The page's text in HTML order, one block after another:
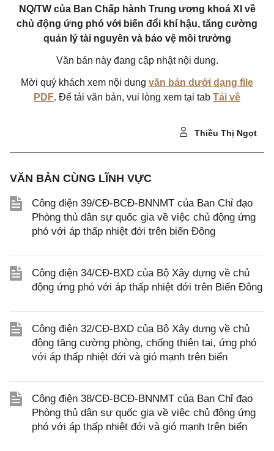
NQ/TW của Ban Chấp hành Trung ương khoá XI về
chủ động ứng phó với biến đổi khí hậu, tăng cường
quản lý tài nguyên và bảo vệ môi trường
Văn bản này đang cập nhật nội dung.
Mời quý khách xem nội dung văn bản dưới dạng file
PDF. Để tải văn bản, vui lòng xem tại tab Tải về
Thiều Thị Ngọt
VĂN BẢN CÙNG LĨNH VỰC
Công điện 39/CĐ-BCĐ-BNNMT của Ban Chỉ đạo
Phòng thủ dân sự quốc gia về việc chủ động ứng
phó với áp thấp nhiệt đới trên biển Đông
Công điện 34/CĐ-BXD của Bộ Xây dựng về chủ
động ứng phó với áp thấp nhiệt đới trên Biển Đông
Công điện 32/CĐ-BXD của Bộ Xây dựng về chủ
động tăng cường phòng, chống thiên tai, ứng phó
với áp thấp nhiệt đới và gió mạnh trên biển
Công điện 38/CĐ-BCĐ-BNNMT của Ban Chỉ đạo
Phòng thủ dân sự quốc gia về việc chủ động ứng
phó với áp thấp nhiệt đới và gió mạnh trên biển